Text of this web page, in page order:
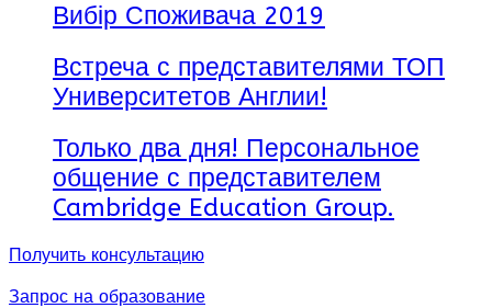
Вибір Споживача 2019
Встреча с представителями ТОП
Университетов Англии!
Только два дня! Персональное
общение с представителем
Cambridge Education Group.
Получить консультацию
Запрос на образование